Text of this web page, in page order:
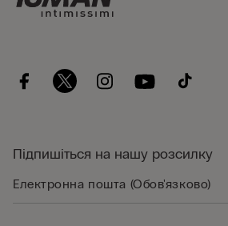
Підпишіться на нашу розсилку